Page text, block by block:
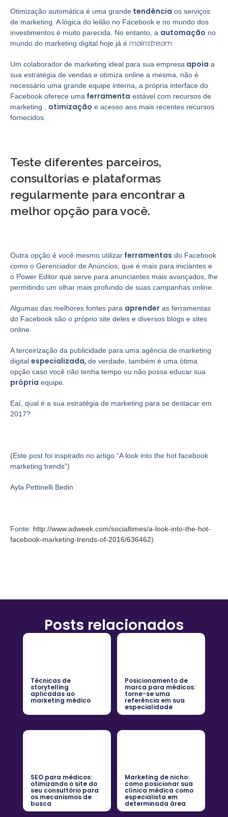
Otimização automática é uma grande tendência os serviços
de marketing. A lógica do leilão no Facebook e no mundo dos
investimentos é muito parecida. No entanto, a automação no
mundo do marketing digital hoje já é mainstream
Um colaborador de marketing ideal para sua empresa apoia a
sua estratégia de vendas e otimiza online a mesma, não é
necessário uma grande equipe interna, a própria interface do
Facebook oferece uma ferramenta estável com recursos de
marketing , otimização e acesso aos mais recentes recursos
fornecidos.
Teste diferentes parceiros,
consultorias e plataformas
regularmente para encontrar a
melhoropção para você.
Outra opção é você mesmo utilizar ferramentas do Facebook
como o Gerenciador de Anúncios, que é mais para iniciantes e
o Power Editor que serve para anunciantes mais avançados, lhe
permitindo um olhar mais profundo de suas campanhas online.
Algumas das melhores fontes para aprender as ferramentas
do Facebook são o próprio site deles e diversos blogs e sites
online.
A terceirização da publicidade para uma agência de marketing
digital especializada, de verdade, também é uma ótima
opção caso você não tenha tempo ou não possa educar sua
própria equipe.
Eaí, qual é a sua estratégia de marketing para se destacar em
2017?
(Este post foi inspirado no artigo “A look into the hot facebook
marketing trends”)
Ayla Pettinelli Bedin
Fonte: http://www.adweek.com/socialtimes/a-look-into-the-hot-
facebook-marketing-trends-of-2016/636462)
Posts relacionados
Técnicas de
storytelling
aplicadas ao
marketing médico
Posicionamento de
marca para médicos:
torne-se uma
referência em sua
especialidade
SEO para médicos:
otimizando o site do
seu consultório para
os mecanismos de
busca
Marketing de nicho:
como posicionar sua
clínica médica como
especialista em
determinada área